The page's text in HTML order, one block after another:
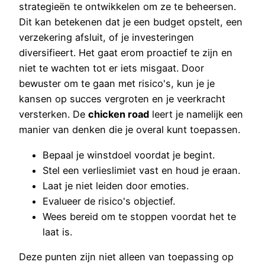
strategieën te ontwikkelen om ze te beheersen.
Dit kan betekenen dat je een budget opstelt, een
verzekering afsluit, of je investeringen
diversifieert. Het gaat erom proactief te zijn en
niet te wachten tot er iets misgaat. Door
bewuster om te gaan met risico's, kun je je
kansen op succes vergroten en je veerkracht
versterken. De chicken road leert je namelijk een
manier van denken die je overal kunt toepassen.
Bepaal je winstdoel voordat je begint.
Stel een verlieslimiet vast en houd je eraan.
Laat je niet leiden door emoties.
Evalueer de risico's objectief.
Wees bereid om te stoppen voordat het te
laat is.
Deze punten zijn niet alleen van toepassing op